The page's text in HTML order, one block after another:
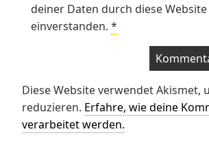
deiner Daten durch diese Website
einverstanden. *
Diese Website verwendet Akismet,
reduzieren. Erfahre, wie deine
verarbeitet werden.